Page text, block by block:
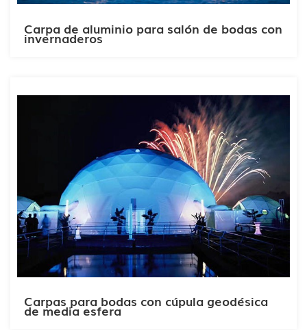
Carpa de aluminio para salón de bodas con
invernaderos
Carpas para bodas con cúpula geodésica
de media esfera